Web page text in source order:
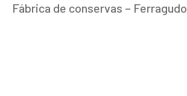
Fábrica de conservas – Ferragudo